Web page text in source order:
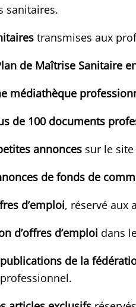
sanitaires.
transmises aux
de Maîtrise Sanitaire
médiathèque
de 100 documents
annoncessur le site
de fonds de
d’emploi, réservé aux
d’offres d’emploi dans
de la